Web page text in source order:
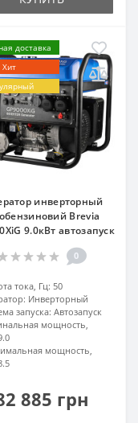
доставка
Хит
инверторный
Brevia
9.0кВт автозапуск
0
тока, Гц: 50
Инверторный
запуска: Автозапуск
мощность,
мощность,
885 грн